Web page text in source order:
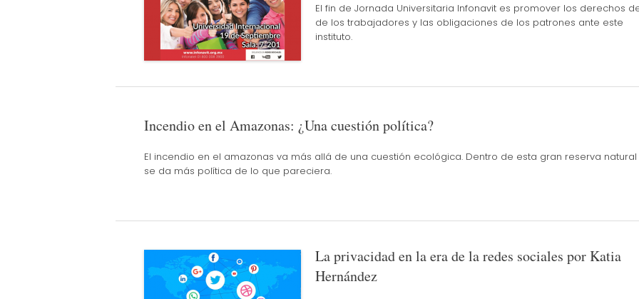
El fin de Jornada Universitaria Infonavit es promover los derechos
de los trabajadores y las obligaciones de los patrones ante este
instituto.
Incendio en el Amazonas: ¿Una cuestión política?
El incendio en el amazonas va más allá de una cuestión ecológica. Dentro de esta gran reserva natural
se da más política de lo que pareciera.
La privacidad en la era de la redes sociales por Katia
Hernández